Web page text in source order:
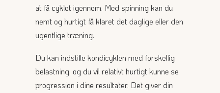
at få cyklet igennem. Med spinning kan du
nemt og hurtigt få klaret det daglige eller den
ugentlige træning.
Du kan indstille kondicyklen med forskellig
belastning, og du vil relativt hurtigt kunne se
progression i dine resultater. Det giver din